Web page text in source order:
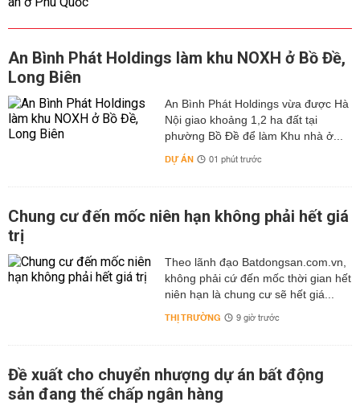
An Bình Phát Holdings làm khu NOXH ở Bồ Đề,
Long Biên
An Bình Phát Holdings vừa được Hà
Nội giao khoảng 1,2 ha đất tại
phường Bồ Đề để làm Khu nhà ở...
DỰ ÁN 01 phút trước
Chung cư đến mốc niên hạn không phải hết giá
trị
Theo lãnh đạo Batdongsan.com.vn,
không phải cứ đến mốc thời gian hết
niên hạn là chung cư sẽ hết giá...
THỊ TRƯỜNG 9 giờ trước
Đề xuất cho chuyển nhượng dự án bất động
sản đang thế chấp ngân hàng